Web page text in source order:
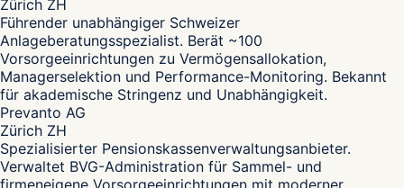
Zürich ZH
Führender unabhängiger Schweizer
Anlageberatungsspezialist. Berät ~100
Vorsorgeeinrichtungen zu Vermögensallokation,
Managerselektion und Performance-Monitoring. Bekannt
für akademische Stringenz und Unabhängigkeit.
Prevanto AG
Zürich ZH
Spezialisierter Pensionskassenverwaltungsanbieter.
Verwaltet BVG-Administration für Sammel- und